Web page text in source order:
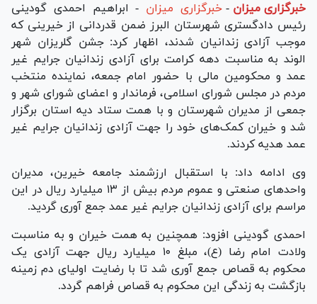
خبرگزاری میزان - خبرگزاری میزان - ابراهیم احمدی گودینی
رئیس دادگستری شهرستان البرز ضمن قدردانی از خیرینی که
موجب آزادی زندانیان شدند، اظهار کرد: جشن گلریزان شهر
الوند به مناسبت دهه کرامت برای آزادی زندانیان جرایم غیر
عمد و محکومین مالی با حضور امام جمعه، نماینده منتخب
مردم در مجلس شورای اسلامی، فرماندار و اعضای شورای شهر و
جمعی از مدیران شهرستان و با همت ستاد دیه استان برگزار
شد و خیران کمک‌های خود را جهت آزادی زندانیان جرایم غیر
عمد هدیه کردند.
وی ادامه داد: با استقبال ارزشمند جامعه خیرین، مدیران
واحد‌های صنعتی و عموم مردم بیش از ۱۳ میلیارد ریال در این
مراسم برای آزادی زندانیان جرایم غیر عمد جمع آوری گردید.
احمدی گودینی افزود: همچنین به همت خیران و به مناسبت
ولادت امام رضا (ع)، مبلغ ۱۰ میلیارد ریال جهت آزادی یک
محکوم به قصاص جمع آوری شد تا با رضایت اولیای دم زمینه
بازگشت به زندگی این محکوم به قصاص فراهم گردد.